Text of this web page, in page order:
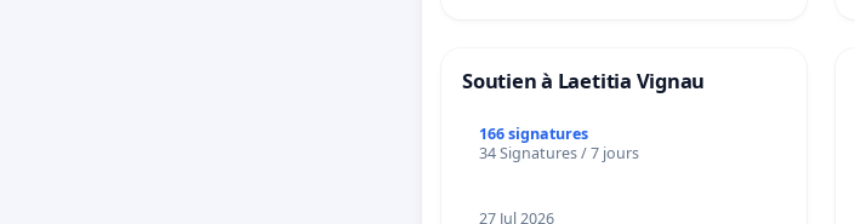
Soutien à Laetitia Vignau
166 signatures
34 Signatures / 7 jours
27 Jul 2026